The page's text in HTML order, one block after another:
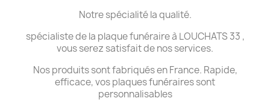
Notre spécialité la qualité.
spécialiste de la plaque funéraire à LOUCHATS 33 ,
vous serez satisfait de nos services.
Nos produits sont fabriqués en France. Rapide,
efficace, vos plaques funéraires sont
personnalisables